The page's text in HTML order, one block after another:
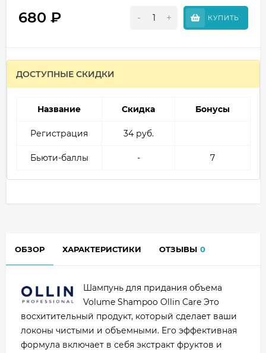
680 ₽ - + КУПИТЬ
ДОСТУПНЫЕ СКИДКИ
Название Скидка Бонусы
Регистрация 34 руб.
Бьюти-баллы - 7
ОБЗОР ХАРАКТЕРИСТИКИ ОТЗЫВЫ 0
Шампунь для придания объема
Volume Shampoo Ollin Care Это
восхитительный продукт, который сделает ваши
локоны чистыми и объемными. Его эффективная
формула включает в себя экстракт фруктов и